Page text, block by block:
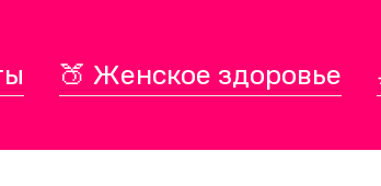
🍑 Женское здоровье